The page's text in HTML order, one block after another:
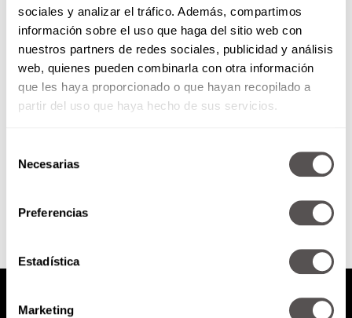
sociales y analizar el tráfico. Además, compartimos
información sobre el uso que haga del sitio web con
nuestros partners de redes sociales, publicidad y análisis
web, quienes pueden combinarla con otra información
que les haya proporcionado o que hayan recopilado a
partir del uso que haya hecho de sus servicios.
Necesarias
Preferencias
Estadística
Marketing
Viernes 21 de febrero de 2020
*Cásate con Martha Debayle:
Primera eliminatoria *¡Sascha
Fitness is in da house!